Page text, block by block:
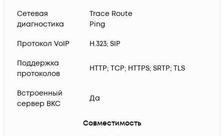
Cетевая
диагностика
Trace Route
Ping
Протокол VoIP H.323; SIP
Поддержка
протоколов
HTTP; TCP; HTTPS; SRTP; TLS
Встроенный
сервер ВКС
Да
Совместимость